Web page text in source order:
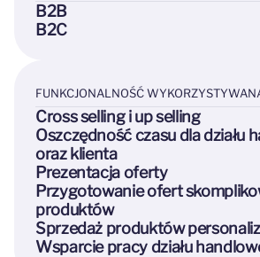
B2B
B2C
FUNKCJONALNOŚĆ
Cross selling i up selling
Oszczędność czasu dla działu
oraz klienta
Prezentacja oferty
Przygotowanie ofert
produktów
Sprzedaż produktów
Wsparcie pracy działu